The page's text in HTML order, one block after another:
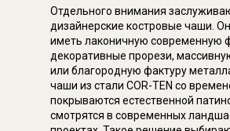
Отдельного внимания
дизайнерские костровые чаши.
иметь лаконичную современную
декоративные прорези,
или благородную фактуру
чаши из стали COR-TEN со
покрываются естественной
смотрятся в современных